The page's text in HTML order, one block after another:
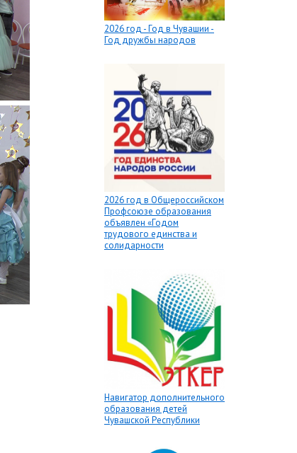
2026 год - Год в Чувашии -
Год дружбы народов
2026 год в Общероссийском
Профсоюзе образования
объявлен «Годом
трудового единства и
солидарности
Навигатор дополнительного
образования детей
Чувашской Республики